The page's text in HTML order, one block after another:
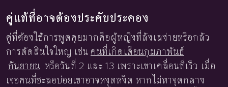
คู่แท้ที่อาจต้องประคับประคอง
คู่ที่ต้องใช้การพูดคุยมากคือผู้หญิงที่ลังเลง่ายหรือกลัว
การตัดสินใจใหญ่ เช่น คนที่เกิดเดือนกุมภาพันธ์
กันยายน หรือวันที่ 2 และ 13 เพราะเขาเคลื่อนที่เร็ว เมื่อ
เจอคนที่ชะลอบ่อยเขาอาจหงุดหงิด หากไม่หาจุดกลาง